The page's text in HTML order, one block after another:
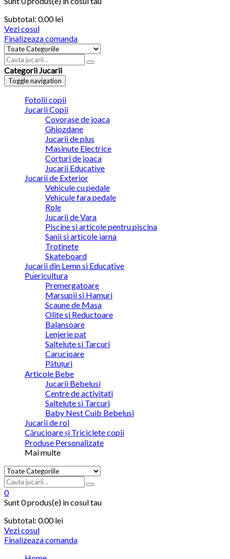
Subtotal: 0.00 lei
Vezi cosul
Finalizeaza comanda
Categorii Jucarii
Toggle navigation
Fotolii copii
Jucarii Copii
Covorase de joaca
Ghiozdane
Jucarii de plus
Masinute Electrice
Corturi de joaca
Jucarii Educative
Jucarii de Exterior
Vehicule cu pedale
Vehicule fara pedale
Role
Jucarii de Vara
Piscine si articole pentru piscina
Sanii si articole iarna
Trotinete
Skateboard
Jucarii din Lemn si Educative
Puericultura
Premergatoare
Marsupii si Hamuri
Scaune de Masa
Olite si Reductoare
Balansoare
Lenjerie pat
Saltelute si Tarcuri
Carucioare
Pătuțuri
Articole Bebe
Jucarii Bebelusi
Centre de activitati
Saltelute si Tarcuri
Baby Nest Cuib Bebelusi
Jucarii de rol
Cărucioare și Triciclete copii
Produse Personalizate
Mai multe
0
Sunt0 produs(e) in cosul tau
Subtotal: 0.00 lei
Vezi cosul
Finalizeaza comanda